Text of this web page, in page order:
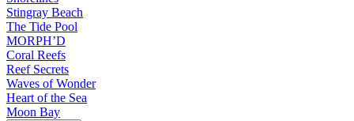
Stingray Beach
The Tide Pool
MORPH’D
Coral Reefs
Reef Secrets
Waves of Wonder
Heart of the Sea
Moon Bay